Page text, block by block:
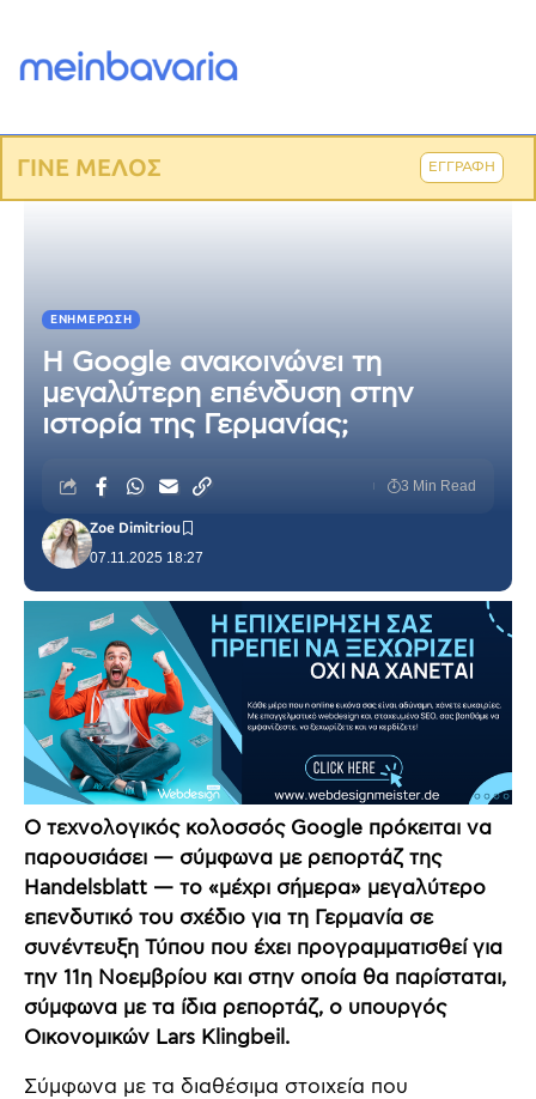
ΓΙΝΕ ΜΕΛΟΣ ΕΓΓΡΑΦΗ
ΕΝΗΜΈΡΩΣΗ
Η Google ανακοινώνει τη
μεγαλύτερη επένδυση στην
ιστορία της Γερμανίας;
07.11.2025 18:27
Zoe Dimitriou
3 Min Read
Ο τεχνολογικός κολοσσός Google πρόκειται να
παρουσιάσει — σύμφωνα με ρεπορτάζ της
Handelsblatt — το «μέχρι σήμερα» μεγαλύτερο
επενδυτικό του σχέδιο για τη Γερμανία σε
συνέντευξη Τύπου που έχει προγραμματισθεί για
την 11η Νοεμβρίου και στην οποία θα παρίσταται,
σύμφωνα με τα ίδια ρεπορτάζ, ο υπουργός
Οικονομικών Lars Klingbeil.
Σύμφωνα με τα διαθέσιμα στοιχεία που